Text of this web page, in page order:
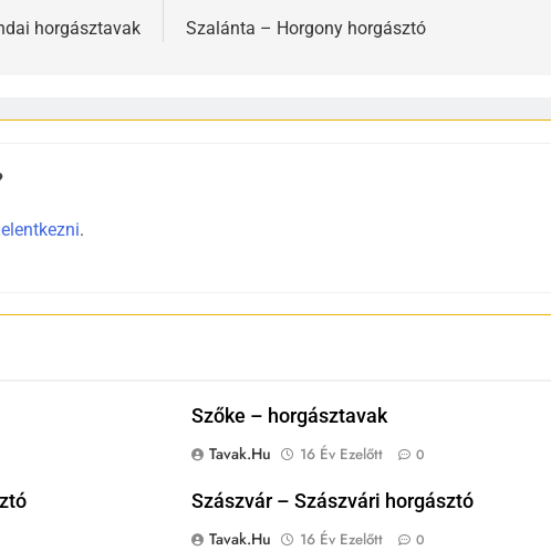
horgásztavak
Szalánta – Horgony horgásztó
.
Szőke – horgásztavak
Tavak.hu
16 Év Ezelőtt 0
Szászvár – Szászvári horgásztó
Tavak.hu
16 Év Ezelőtt 0